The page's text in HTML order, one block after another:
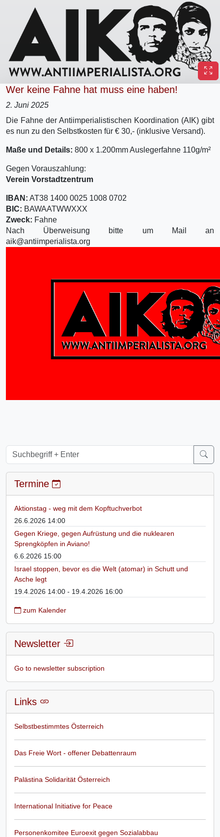
Wer keine Fahne hat muss eine haben!
2. Juni 2025
Die Fahne der Antiimperialistischen Koordination (AIK) gibt
es nun zu den Selbstkosten für € 30,- (inklusive Versand).
Maße und Details: 800 x 1.200mm Auslegerfahne 110g/m²
Gegen Vorauszahlung:
Verein Vorstadtzentrum
IBAN: AT38 1400 0025 1008 0702
BIC: BAWAATWWXXX
Zweck: Fahne
Nach Überweisung bitte um Mail an
aik@antiimperialista.org
Termine
Aktionstag - weg mit dem Kopftuchverbot
26.6.2026 14:00
Gegen Kriege, gegen Aufrüstung und die nuklearen
Sprengköpfen in Aviano!
6.6.2026 15:00
Israel stoppen, bevor es die Welt (atomar) in Schutt und
Asche legt
19.4.2026 14:00 - 19.4.2026 16:00
zum Kalender
Newsletter
Go to newsletter subscription
Links
Selbstbestimmtes Österreich
Das Freie Wort - offener Debattenraum
Palästina Solidarität Österreich
International Initiative for Peace
Personenkomitee Euroexit gegen Sozialabbau